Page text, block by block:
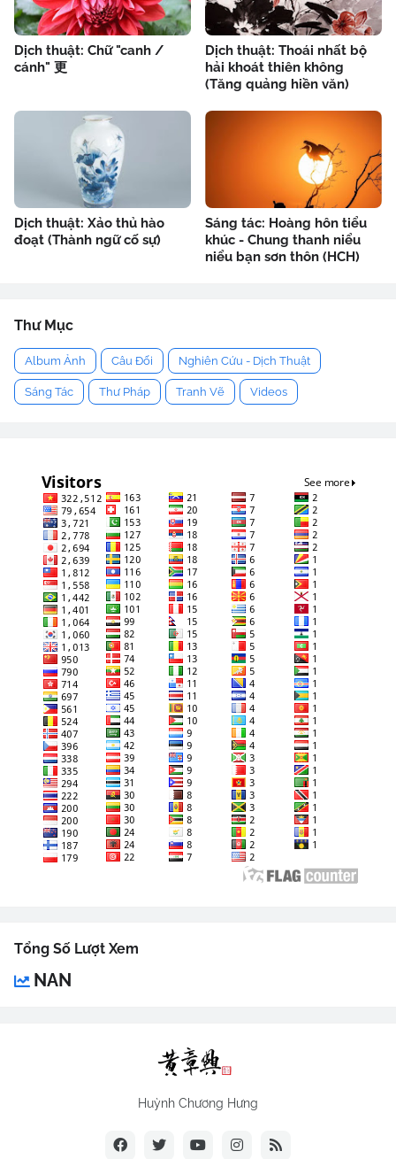
Dịch thuật: Chữ "canh /
cánh" 更
Dịch thuật: Thoái nhất bộ
hải khoát thiên không
(Tăng quảng hiền văn)
Dịch thuật: Xảo thủ hào
đoạt (Thành ngữ cố sự)
Sáng tác: Hoàng hôn tiểu
khúc - Chung thanh niểu
niểu bạn sơn thôn (HCH)
Thư Mục
Album Ảnh Câu Đối Nghiên Cứu - Dịch Thuật
Sáng Tác Thư Pháp Tranh Vẽ Videos
Tổng Số Lượt Xem
NAN
Huỳnh Chương Hưng